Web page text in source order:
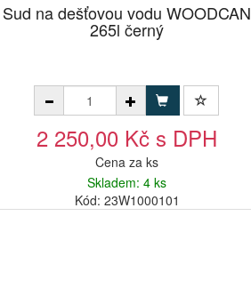
Sud na dešťovou vodu WOODCAN
265l černý
2 250,00 Kč s DPH
Cena za ks
Skladem: 4 ks
Kód: 23W1000101